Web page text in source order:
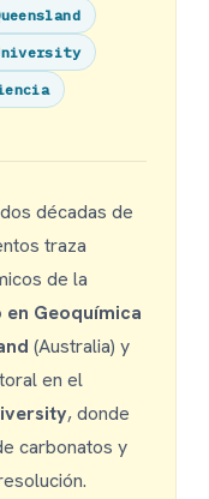
décadas de
traza
de la
Geoquímica
(Australia) y
en el
, donde
carbonatos y